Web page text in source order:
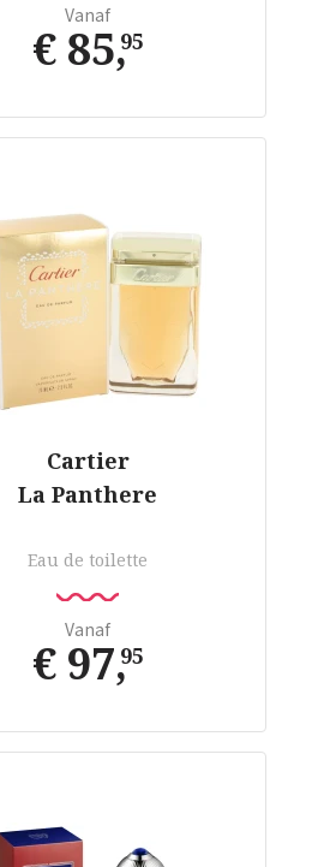
Vanaf
€ 85,95
Cartier
La Panthere
Eau de toilette
Vanaf
€ 97,95